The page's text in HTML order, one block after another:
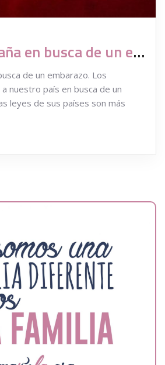
Viajar a España en busca de un embarazo
de un embarazo. Los
nuestro país en busca de un
leyes de sus países son más